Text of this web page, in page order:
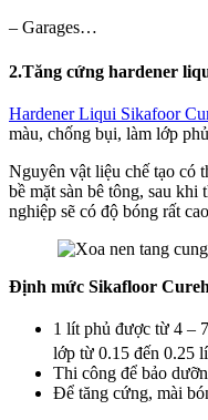
– Garages…
2.Tăng cứng hardener
Hardener Liqui Sikafoor
màu, chống bụi, làm lớp
Nguyên vật liệu chế tạo có
bề mặt sàn bê tông, sau khi
nghiệp sẽ có độ bóng rất
Định mức Sikafloor
1 lít phủ được từ 4 –
lớp từ 0.15 đến 0.25
Thi công để bảo
Để tăng cứng, mài